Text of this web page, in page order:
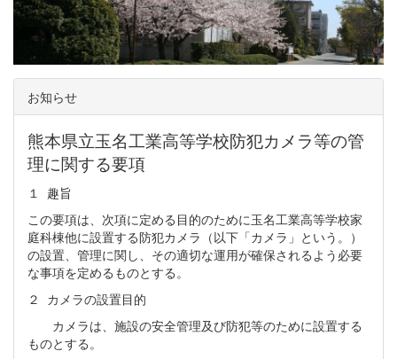
お知らせ
熊本県立玉名工業高等学校防犯カメラ等の管
理に関する要項
１ 趣旨
この要項は、次項に定める目的のために玉名工業高等学校家
庭科棟他に設置する防犯カメラ（以下「カメラ」という。）
の設置、管理に関し、その適切な運用が確保されるよう必要
な事項を定めるものとする。
２ カメラの設置目的
カメラは、施設の安全管理及び防犯等のために設置する
ものとする。